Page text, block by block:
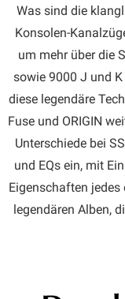
Was sind die
Konsolen-
um mehr über die
sowie 9000 J und
diese legendäre
Fuse und ORIGIN
Unterschiede bei
und EQs ein, mit
Eigenschaften jedes
legendären Alben,